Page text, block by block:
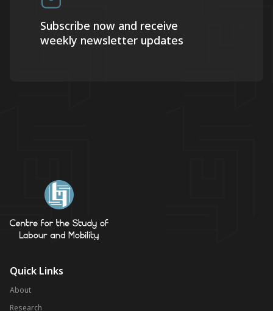
Subscribe now and receive
weekly newsletter updates
Quick Links
About
Research